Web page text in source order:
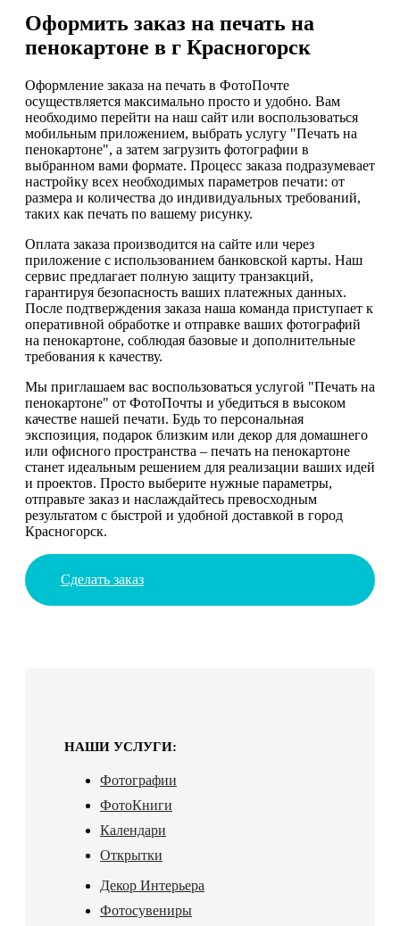
Оформить заказ на печать на
пенокартоне в г Красногорск
Оформление заказа на печать в ФотоПочте
осуществляется максимально просто и удобно. Вам
необходимо перейти на наш сайт или воспользоваться
мобильным приложением, выбрать услугу "Печать на
пенокартоне", а затем загрузить фотографии в
выбранном вами формате. Процесс заказа подразумевает
настройку всех необходимых параметров печати: от
размера и количества до индивидуальных требований,
таких как печать по вашему рисунку.
Оплата заказа производится на сайте или через
приложение с использованием банковской карты. Наш
сервис предлагает полную защиту транзакций,
гарантируя безопасность ваших платежных данных.
После подтверждения заказа наша команда приступает к
оперативной обработке и отправке ваших фотографий
на пенокартоне, соблюдая базовые и дополнительные
требования к качеству.
Мы приглашаем вас воспользоваться услугой "Печать на
пенокартоне" от ФотоПочты и убедиться в высоком
качестве нашей печати. Будь то персональная
экспозиция, подарок близким или декор для домашнего
или офисного пространства – печать на пенокартоне
станет идеальным решением для реализации ваших идей
и проектов. Просто выберите нужные параметры,
отправьте заказ и наслаждайтесь превосходным
результатом с быстрой и удобной доставкой в город
Красногорск.
Сделать заказ
НАШИ УСЛУГИ:
Фотографии
ФотоКниги
Календари
Открытки
Декор Интерьера
Фотосувениры